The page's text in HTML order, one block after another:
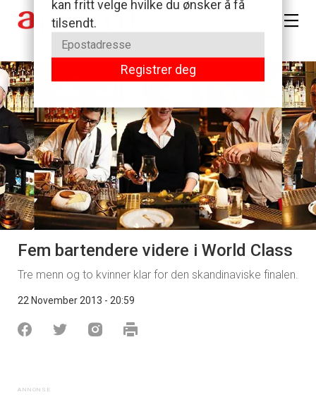
Fem bartendere videre i World Class
Tre menn og to kvinner klar for den skandinaviske finalen.
22 November 2013 - 20:59